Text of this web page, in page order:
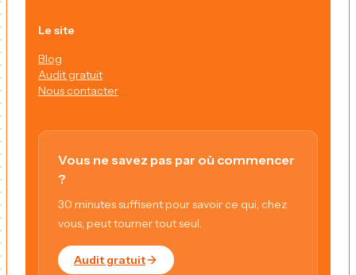
Le site
Blog
Audit gratuit
Nous contacter
Vous ne savez pas par où commencer
?
30 minutes suffisent pour savoir ce qui, chez
vous, peut tourner tout seul.
Audit gratuit